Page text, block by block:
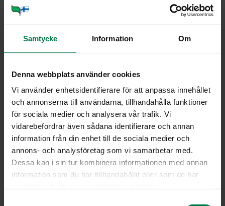
Samtycke Information Om
Denna webbplats använder cookies
Vi använder enhetsidentifierare för att anpassa innehållet
och annonserna till användarna, tillhandahålla funktioner
för sociala medier och analysera vår trafik. Vi
vidarebefordrar även sådana identifierare och annan
information från din enhet till de sociala medier och
annons- och analysföretag som vi samarbetar med.
Dessa kan i sin tur kombinera informationen med annan
information som du har tillhandahållit eller som de har